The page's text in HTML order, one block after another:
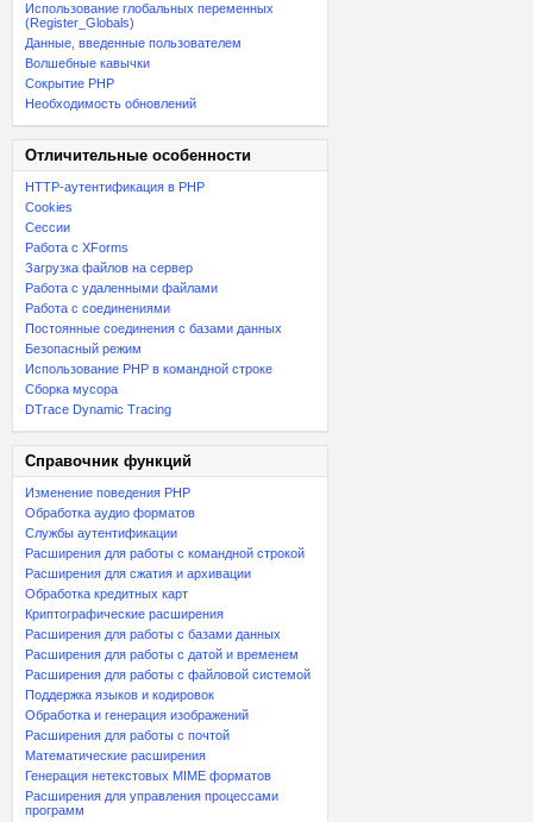
Использование глобальных переменных
(Register_Globals)
Данные, введенные пользователем
Волшебные кавычки
Сокрытие PHP
Необходимость обновлений
Отличительные особенности
HTTP-аутентификация в PHP
Cookies
Сессии
Работа с XForms
Загрузка файлов на сервер
Работа с удаленными файлами
Работа с соединениями
Постоянные соединения с базами данных
Безопасный режим
Использование PHP в командной строке
Сборка мусора
DTrace Dynamic Tracing
Справочник функций
Изменение поведения PHP
Обработка аудио форматов
Службы аутентификации
Расширения для работы с командной строкой
Расширения для сжатия и архивации
Обработка кредитных карт
Криптографические расширения
Расширения для работы с базами данных
Расширения для работы с датой и временем
Расширения для работы с файловой системой
Поддержка языков и кодировок
Обработка и генерация изображений
Расширения для работы с почтой
Математические расширения
Генерация нетекстовых MIME форматов
Расширения для управления процессами
программ